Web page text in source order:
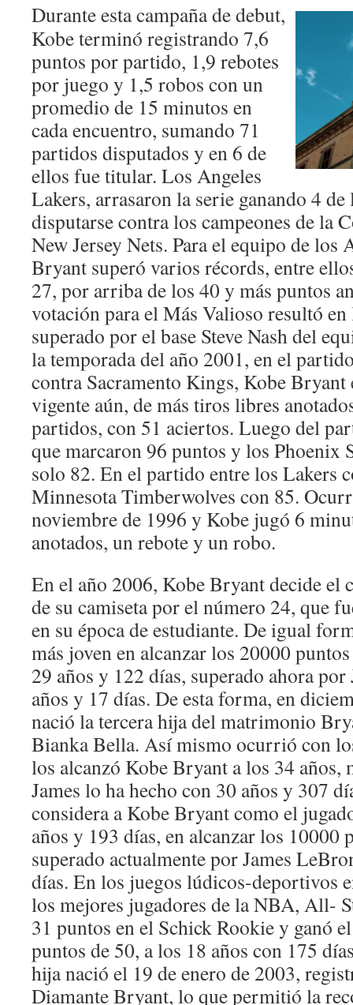
Durante esta campaña de debut,
Kobe terminó registrando 7,6
puntos por partido, 1,9 rebotes
por juego y 1,5 robos con un
promedio de 15 minutos en
cada encuentro, sumando 71
partidos disputados y en 6 de
ellos fue titular. Los Angeles
Lakers, arrasaron la serie ganando 4
disputarse contra los campeones de la
New Jersey Nets. Para el equipo de los
Bryant superó varios récords, entre
27, por arriba de los 40 y más puntos
votación para el Más Valioso resultó
superado por el base Steve Nash del
la temporada del año 2001, en el
contra Sacramento Kings, Kobe Bryant
vigente aún, de más tiros libres
partidos, con 51 aciertos. Luego del
que marcaron 96 puntos y los Phoenix
solo 82. En el partido entre los Lakers
Minnesota Timberwolves con 85.
noviembre de 1996 y Kobe jugó 6
anotados, un rebote y un robo.
En el año 2006, Kobe Bryant decide el
de su camiseta por el número 24, que
en su época de estudiante. De igual
más joven en alcanzar los 20000
29 años y 122 días, superado ahora
años y 17 días. De esta forma, en
nació la tercera hija del matrimonio
Bianka Bella. Así mismo ocurrió con
los alcanzó Kobe Bryant a los 34 años,
James lo ha hecho con 30 años y 307
considera a Kobe Bryant como el
años y 193 días, en alcanzar los 10000
superado actualmente por James
días. En los juegos lúdicos-deportivos
los mejores jugadores de la NBA, All-
31 puntos en el Schick Rookie y ganó
puntos de 50, a los 18 años con 175
hija nació el 19 de enero de 2003,
Diamante Bryant, lo que permitió la